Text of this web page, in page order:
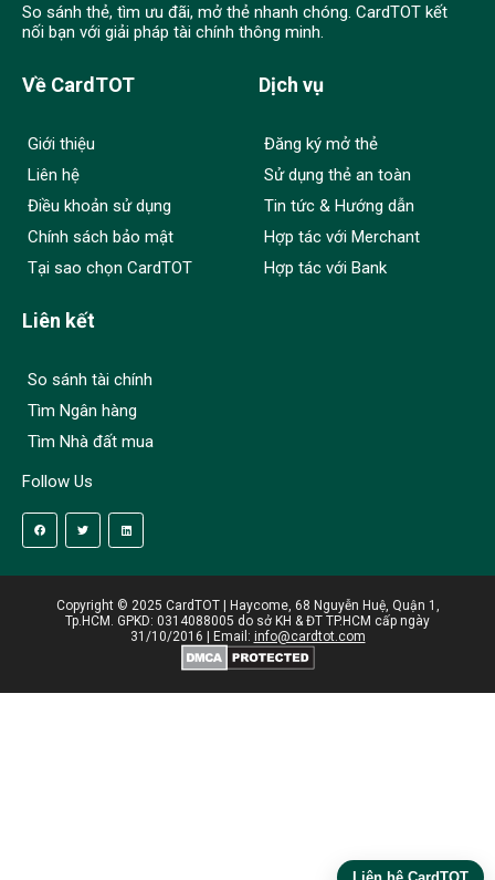
So sánh thẻ, tìm ưu đãi, mở thẻ nhanh chóng. CardTOT kết
nối bạn với giải pháp tài chính thông minh.
Về CardTOT
Giới thiệu
Liên hệ
Điều khoản sử dụng
Chính sách bảo mật
Tại sao chọn CardTOT
Dịch vụ
Đăng ký mở thẻ
Sử dụng thẻ an toàn
Tin tức & Hướng dẫn
Hợp tác với Merchant
Hợp tác với Bank
Liên kết
So sánh tài chính
Tìm Ngân hàng
Tìm Nhà đất mua
Follow Us
Copyright © 2025 CardTOT | Haycome, 68 Nguyễn Huệ, Quận 1,
Tp.HCM. GPKD: 0314088005 do sở KH & ĐT TP.HCM cấp ngày
31/10/2016 | Email: info@cardtot.com